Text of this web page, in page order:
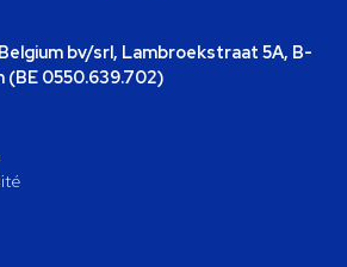
bv/srl, Lambroekstraat 5A, B-
(BE 0550.639.702)